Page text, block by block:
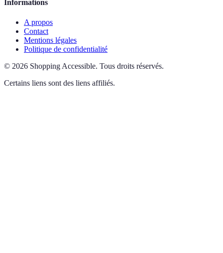
Informations
A propos
Contact
Mentions légales
Politique de confidentialité
© 2026 Shopping Accessible. Tous droits réservés.
Certains liens sont des liens affiliés.